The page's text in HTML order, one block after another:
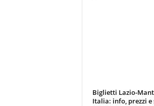
Biglietti Lazio-
Italia: info, prezzi